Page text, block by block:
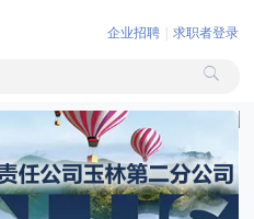
企业招聘 求职者登录